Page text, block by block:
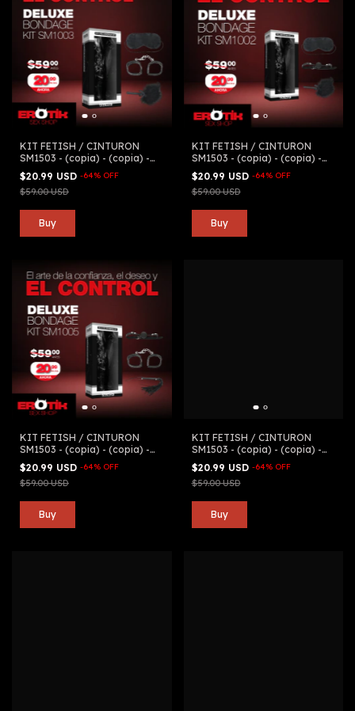
KIT FETISH / CINTURON
SM1503 - (copia) - (copia) -
(copia) - (copia) - (copia) -
(copia) - (copia) - (copia) -
(copia) - (copia) - (copia) -
$20.99 USD -64% OFF
$59.00 USD
KIT FETISH / CINTURON
SM1503 - (copia) - (copia) -
(copia) - (copia) - (copia) -
(copia) - (copia) - (copia) -
(copia) - (copia) - (copia) -
$20.99 USD -64% OFF
$59.00 USD
KIT FETISH / CINTURON
SM1503 - (copia) - (copia) -
(copia) - (copia) - (copia) -
(copia) - (copia) - (copia) -
(copia) - (copia) - (copia) -
$20.99 USD -64% OFF
$59.00 USD
KIT FETISH / CINTURON
SM1503 - (copia) - (copia) -
(copia) - (copia) - (copia) -
(copia) - (copia) - (copia) -
(copia) - (copia) - (copia) -
(copia)
$20.99 USD -64% OFF
$59.00 USD